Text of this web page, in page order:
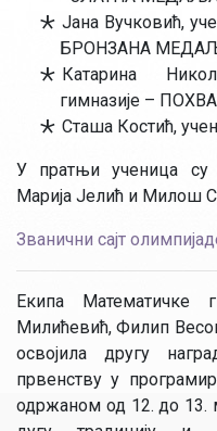
Јана Вучковић,
БРОНЗАНА
Катарина
гимназије –
Сташа Костић,
У пратњи ученица су
Марија Јелић и Милош
Званични сајт
Екипа Математичке
Милићевић, Филип
освојила другу
првенству у
одржаном од 12. до 13.